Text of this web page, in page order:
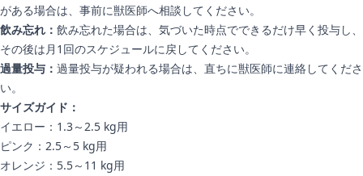
がある場合は、事前に獣医師へ相談してください。
飲み忘れ： 飲み忘れた場合は、気づいた時点でできるだけ早く投与し、
その後は月1回のスケジュールに戻してください。
過量投与： 過量投与が疑われる場合は、直ちに獣医師に連絡してくださ
い。
サイズガイド：
イエロー：1.3～2.5 kg用
ピンク：2.5～5 kg用
オレンジ：5.5～11 kg用